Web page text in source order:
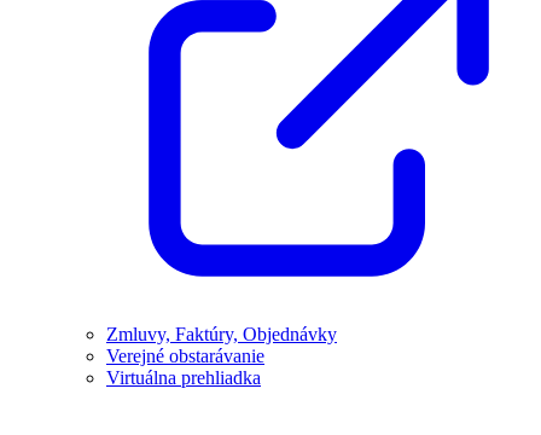
Zmluvy, Faktúry, Objednávky
Verejné obstarávanie
Virtuálna prehliadka